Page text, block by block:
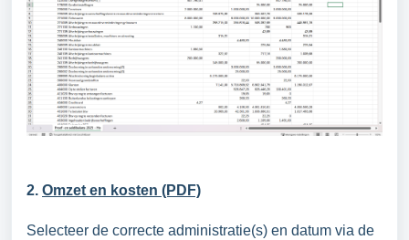
2. Omzet en kosten (PDF)
Selecteer de correcte administratie(s) en datum via de